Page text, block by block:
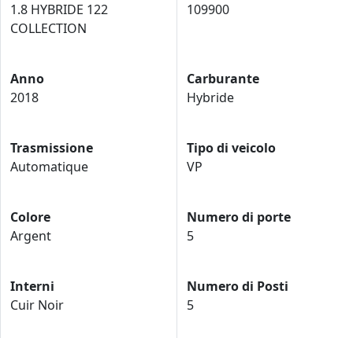
1.8 HYBRIDE 122
COLLECTION
109900
Anno
2018
Carburante
Hybride
Trasmissione
Automatique
Tipo di veicolo
VP
Colore
Argent
Numero di porte
5
Interni
Cuir Noir
Numero di Posti
5